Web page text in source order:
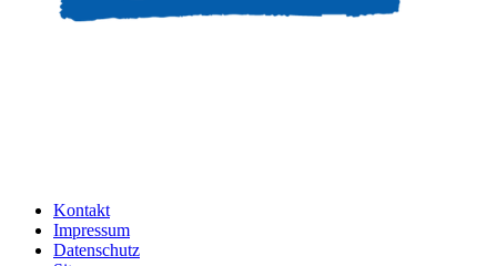
Kontakt
Impressum
Datenschutz